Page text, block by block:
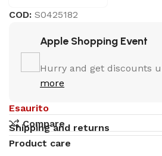
COD:S0425182
Apple Shopping Event
Hurry and get discounts
more
Esaurito
Compare
Shipping and returns
Product care